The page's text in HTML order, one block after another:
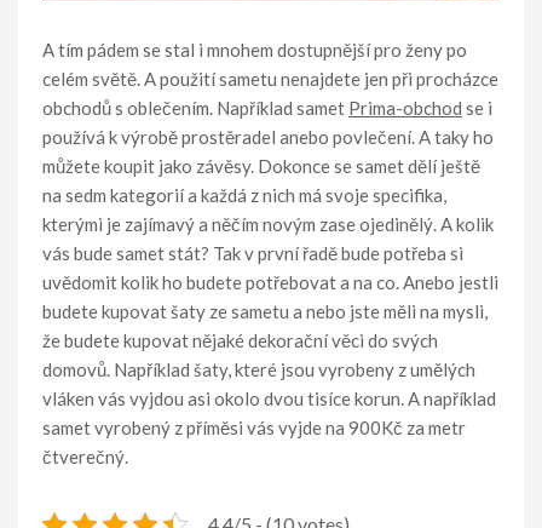
A tím pádem se stal i mnohem dostupnější pro ženy po
celém světě. A použití sametu nenajdete jen při procházce
obchodů s oblečením. Například samet Prima-obchod se i
používá k výrobě prostěradel anebo povlečení. A taky ho
můžete koupit jako závěsy. Dokonce se samet dělí ještě
na sedm kategorií a každá z nich má svoje specifika,
kterými je zajímavý a něčím novým zase ojedinělý. A kolik
vás bude samet stát? Tak v první řadě bude potřeba si
uvědomit kolik ho budete potřebovat a na co. Anebo jestli
budete kupovat šaty ze sametu a nebo jste měli na mysli,
že budete kupovat nějaké dekorační věci do svých
domovů. Například šaty, které jsou vyrobeny z umělých
vláken vás vyjdou asi okolo dvou tisíce korun. A například
samet vyrobený z příměsi vás vyjde na 900Kč za metr
čtverečný.
4.4/5 - (10 votes)